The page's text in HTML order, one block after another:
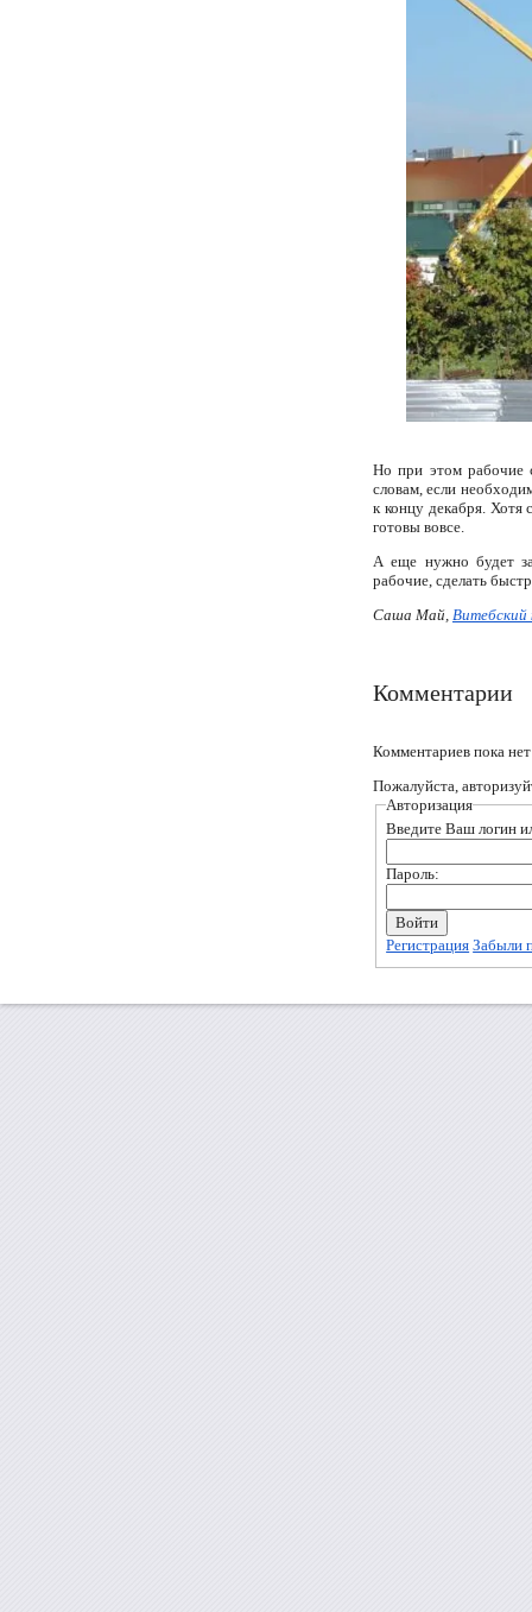
Но при этом рабочие
словам, если
к концу декабря. Хотя
готовы вовсе.
А еще нужно будет
рабочие, сделать
Саша Май, Витебский
Комментарии
Комментариев пока нет
Пожалуйста,
Авторизация
Введите Ваш логин
Пароль:
Регистрация Забыли